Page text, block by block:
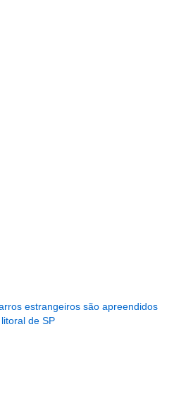
estrangeiros são apreendidos
de SP